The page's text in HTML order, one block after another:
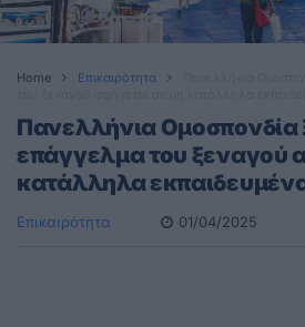
Home Επικαιρότητα
Πανελλήνια
επάγγελμα του ξεναγού
κατάλληλα
Επικαιρότητα 01/04/2025